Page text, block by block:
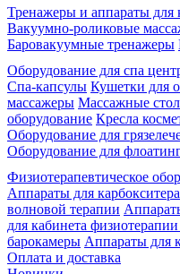
Тренажеры и аппараты для
Вакуумно-роликовые
Баровакуумные тренажеры
Оборудование для спа
Спа-капсулы Кушетки для
массажеры Массажные
оборудование Кресла
Оборудование для
Оборудование для
Физиотерапевтическое
Аппараты для
волновой терапии
для кабинета физиотерапии
барокамеры Аппараты для
Оплата и доставка